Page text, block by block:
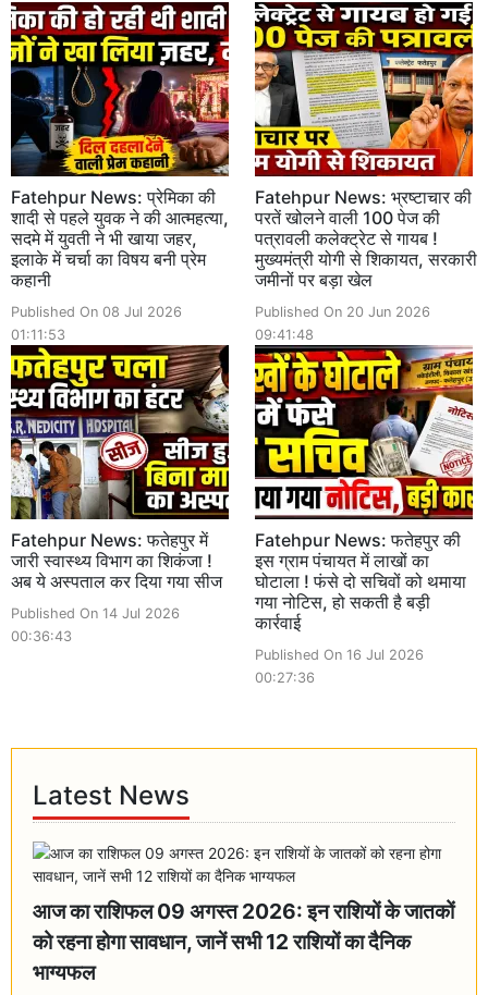
Fatehpur News: प्रेमिका की
शादी से पहले युवक ने की आत्महत्या,
सदमे में युवती ने भी खाया जहर,
इलाके में चर्चा का विषय बनी प्रेम
कहानी
Published On 08 Jul 2026
01:11:53
Fatehpur News: भ्रष्टाचार की
परतें खोलने वाली 100 पेज की
पत्रावली कलेक्ट्रेट से गायब !
मुख्यमंत्री योगी से शिकायत, सरकारी
जमीनों पर बड़ा खेल
Published On 20 Jun 2026
09:41:48
Fatehpur News: फतेहपुर में
जारी स्वास्थ्य विभाग का शिकंजा !
अब ये अस्पताल कर दिया गया सीज
Published On 14 Jul 2026
00:36:43
Fatehpur News: फतेहपुर की
इस ग्राम पंचायत में लाखों का
घोटाला ! फंसे दो सचिवों को थमाया
गया नोटिस, हो सकती है बड़ी
कार्रवाई
Published On 16 Jul 2026
00:27:36
Latest News
आज का राशिफल 09 अगस्त 2026: इन राशियों के जातकों
को रहना होगा सावधान, जानें सभी 12 राशियों का दैनिक
भाग्यफल